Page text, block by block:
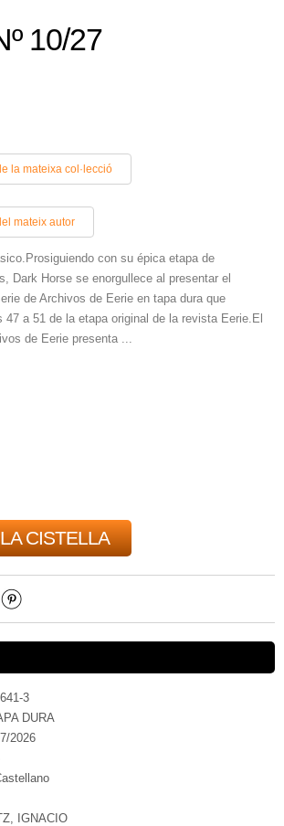
10/27
la mateixa col·lecció
mateix autor
con su épica etapa de
Dark Horse se enorgullece al presentar el
de Archivos de Eerie en tapa dura que
47 a 51 de la etapa original de la revista Eerie.El
de Eerie presenta ...
CISTELLA
3
DURA
2026
IGNACIO